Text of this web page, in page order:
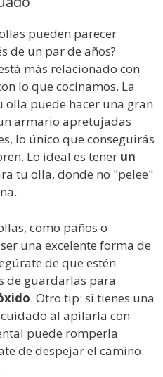
pueden parecer
de un par de años?
más relacionado con
lo que cocinamos. La
olla puede hacer una gran
armario apretujadas
lo único que conseguirás
Lo ideal es tener un
tu olla, donde no "pelee"
como paños o
una excelente forma de
de que estén
de guardarlas para
. Otro tip: si tienes una
al apilarla con
puede romperla
de despejar el camino